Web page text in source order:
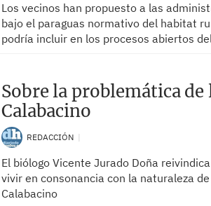
Los vecinos han propuesto a las
bajo el paraguas normativo del habitat
podría incluir en los procesos abiertos del
Sobre la problemática de
Calabacino
REDACCIÓN
El biólogo Vicente Jurado Doña
vivir en consonancia con la naturaleza
Calabacino